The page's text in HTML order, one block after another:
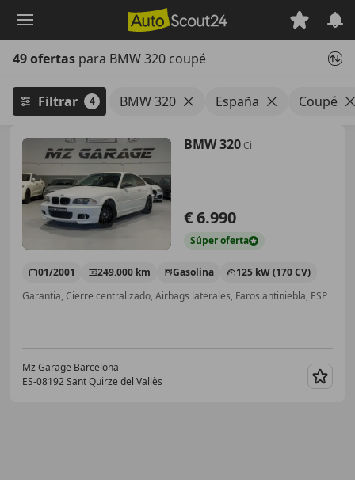
principal
49 ofertas para BMW 320 coupé
Filtrar 4 BMW 320 España Coupé
BMW 320Ci
€ 6.990
Súperoferta
01/2001 249.000 km Gasolina
125 kW (170 CV)
Garantia, Cierre centralizado, Airbags laterales, Faros antiniebla, ESP
Mz Garage Barcelona
ES-08192 Sant Quirze del Vallès